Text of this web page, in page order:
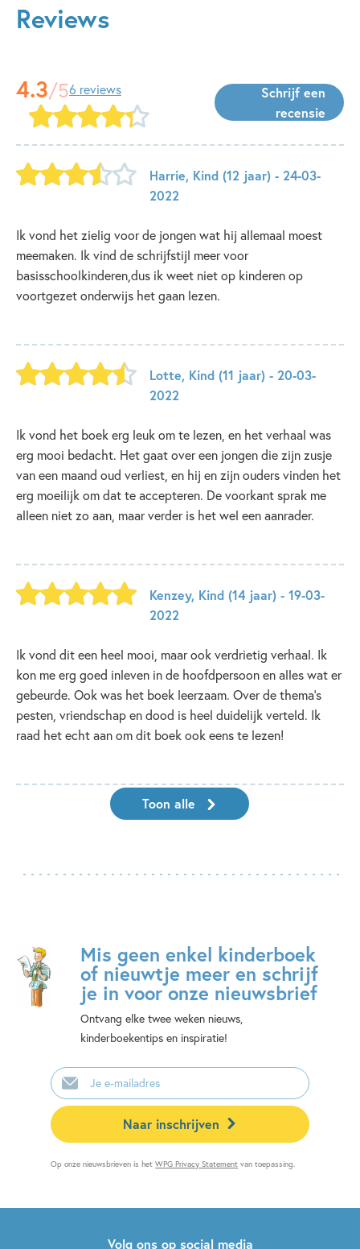
Reviews
4.3/56 reviews
Schrijf een
recensie
Harrie, Kind (12 jaar) - 24-03-
2022
Ik vond het zielig voor de jongen wat hij allemaal moest
meemaken. Ik vind de schrijfstijl meer voor
basisschoolkinderen,dus ik weet niet op kinderen op
voortgezet onderwijs het gaan lezen.
Lotte, Kind (11 jaar) - 20-03-
2022
Ik vond het boek erg leuk om te lezen, en het verhaal was
erg mooi bedacht. Het gaat over een jongen die zijn zusje
van een maand oud verliest, en hij en zijn ouders vinden het
erg moeilijk om dat te accepteren. De voorkant sprak me
alleen niet zo aan, maar verder is het wel een aanrader.
Kenzey, Kind (14 jaar) - 19-03-
2022
Ik vond dit een heel mooi, maar ook verdrietig verhaal. Ik
kon me erg goed inleven in de hoofdpersoon en alles wat er
gebeurde. Ook was het boek leerzaam. Over de thema's
pesten, vriendschap en dood is heel duidelijk verteld. Ik
raad het echt aan om dit boek ook eens te lezen!
Toon alle
Mis geen enkel kinderboek
of nieuwtje meer en schrijf
je in voor onze nieuwsbrief
Ontvang elke twee weken nieuws,
kinderboekentips en inspiratie!
E-
mailadres
Naar inschrijven
Op onze nieuwsbrieven is hetWPG Privacy Statement van toepassing.
Volg ons op social media